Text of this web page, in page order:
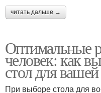
читать дальше →
Оптимальные
человек: как
стол для
При выборе стола для